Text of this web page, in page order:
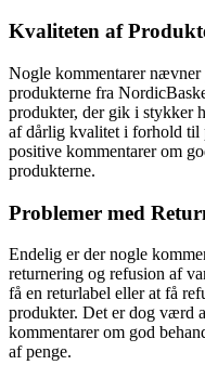
Kvaliteten af
Nogle kommentarer
produkterne fra
produkter, der gik i stykker
af dårlig kvalitet i forhold til
positive kommentarer om
produkterne.
Problemer med
Endelig er der nogle
returnering og refusion af
få en returlabel eller at få
produkter. Det er dog værd
kommentarer om god
af penge.